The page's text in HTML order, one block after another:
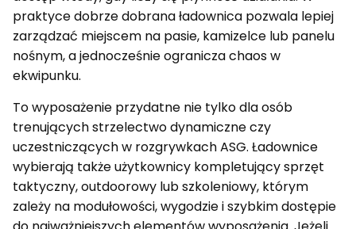
praktyce dobrze dobrana ładownica pozwala lepiej
zarządzać miejscem na pasie, kamizelce lub panelu
nośnym, a jednocześnie ogranicza chaos w
ekwipunku.
To wyposażenie przydatne nie tylko dla osób
trenujących strzelectwo dynamiczne czy
uczestniczących w rozgrywkach ASG. Ładownice
wybierają także użytkownicy kompletujący sprzęt
taktyczny, outdoorowy lub szkoleniowy, którym
zależy na modułowości, wygodzie i szybkim dostępie